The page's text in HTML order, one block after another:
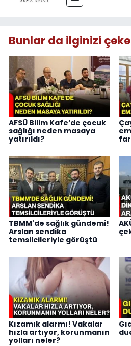
Bunlar da ilginizi
AFSÜ Bilim Kafe’de çocuk
sağlığı neden masaya
yatırıldı?
TBMM'de sağlık gündemi!
Arslan sendika
temsilcileriyle görüştü
Kızamık alarmı! Vakalar
hızla artıyor, korunmanın
yolları neler?